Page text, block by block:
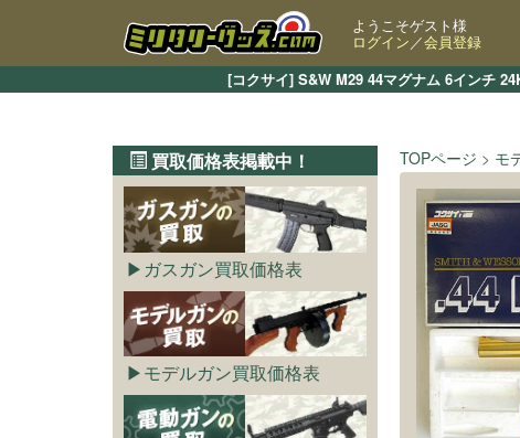
[コクサイ] S&W M29 44マグナム 6インチ
ようこそゲスト様
ログイン／会員登録
TOPページ モ
買取価格表掲載中！
ガスガン買取価格表
モデルガン買取価格表